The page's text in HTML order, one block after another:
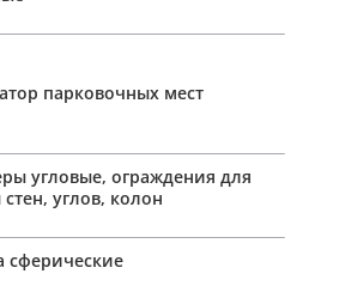
парковочных мест
угловые, ограждения для
углов, колон
сферические